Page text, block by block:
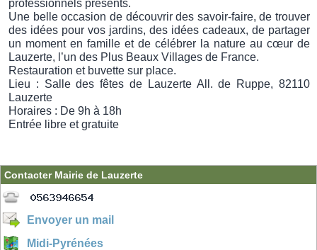
professionnels présents.
Une belle occasion de découvrir des savoir-faire, de trouver
des idées pour vos jardins, des idées cadeaux, de partager
un moment en famille et de célébrer la nature au cœur de
Lauzerte, l’un des Plus Beaux Villages de France.
Restauration et buvette sur place.
Lieu : Salle des fêtes de Lauzerte All. de Ruppe, 82110
Lauzerte
Horaires : De 9h à 18h
Entrée libre et gratuite
Contacter Mairie de Lauzerte
Envoyer un mail
Midi-Pyrénées